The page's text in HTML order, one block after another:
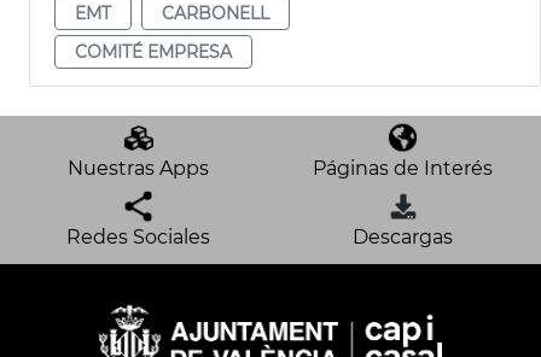
EMT
CARBONELL
COMITÉ EMPRESA
Nuestras Apps Páginas de Interés
Redes Sociales Descargas